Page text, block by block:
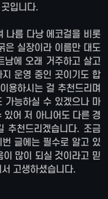
입니다.
나름 다낭 에코걸을 비롯
은 실장이라 이름만 대도
에 오래 거주하고 살고
운영 중인 곳이기도 합
용하시는 걸 추천드리며
가능하실 수 있겠으나 마
있어 저 아니어도 다른 경
추천드리겠습니다. 조금
글에는 필수로 알고 있
많이 되실 것이라고 믿
고생하셨습니다.